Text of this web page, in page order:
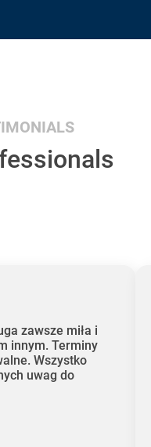
zawsze miła i
innym. Terminy
Wszystko
uwag do